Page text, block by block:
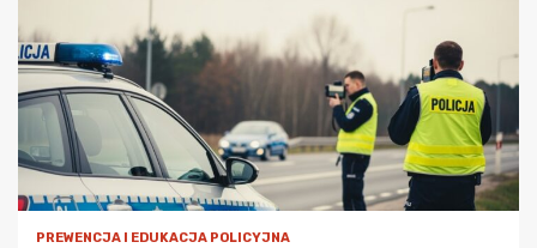
PREWENCJA I EDUKACJA POLICYJNA